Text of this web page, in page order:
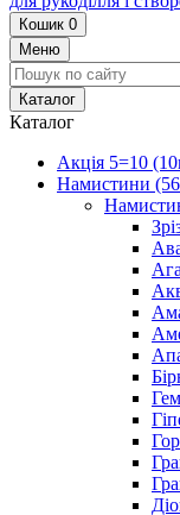
Кошик 0
Меню
Каталог
Каталог
Акція 5=10
Намистини